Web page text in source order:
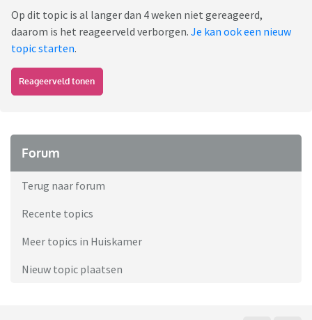
Op dit topic is al langer dan 4 weken niet gereageerd,
daarom is het reageerveld verborgen. Je kan ook een nieuw
topic starten.
Reageerveld tonen
Forum
Terug naar forum
Recente topics
Meer topics in Huiskamer
Nieuw topic plaatsen